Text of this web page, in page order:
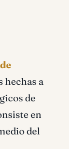
hechas a
de
en
del